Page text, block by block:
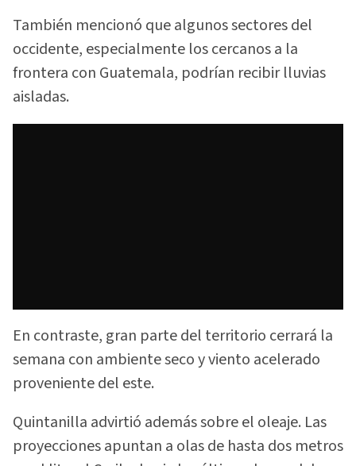
También mencionó que algunos sectores del
occidente, especialmente los cercanos a la
frontera con Guatemala, podrían recibir lluvias
aisladas.
En contraste, gran parte del territorio cerrará la
semana con ambiente seco y viento acelerado
proveniente del este.
Quintanilla advirtió además sobre el oleaje. Las
proyecciones apuntan a olas de hasta dos metros